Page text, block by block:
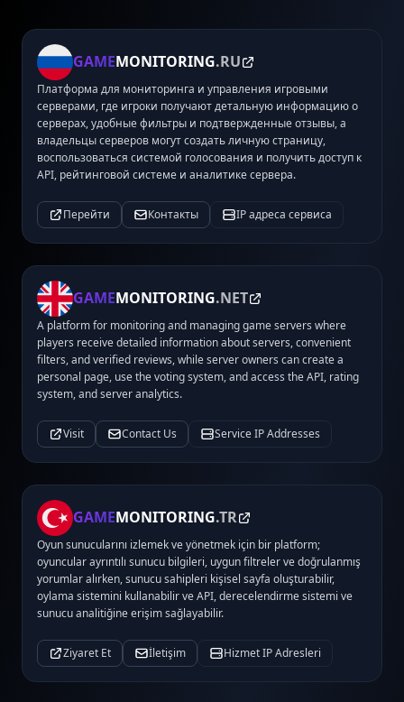
GAMEMONITORING.RU
Платформа для мониторинга и управления игровыми
серверами, где игроки получают детальную информацию о
серверах, удобные фильтры и подтвержденные отзывы, а
владельцы серверов могут создать личную страницу,
воспользоваться системой голосования и получить доступ к
API, рейтинговой системе и аналитике сервера.
Перейти Контакты IP адреса сервиса
GAMEMONITORING.NET
A platform for monitoring and managing game servers where
players receive detailed information about servers, convenient
filters, and verified reviews, while server owners can create a
personal page, use the voting system, and access the API, rating
system, and server analytics.
Visit Contact Us Service IP Addresses
GAMEMONITORING.TR
Oyun sunucularını izlemek ve yönetmek için bir platform;
oyuncular ayrıntılı sunucu bilgileri, uygun filtreler ve doğrulanmış
yorumlar alırken, sunucu sahipleri kişisel sayfa oluşturabilir,
oylama sistemini kullanabilir ve API, derecelendirme sistemi ve
sunucu analitiğine erişim sağlayabilir.
Ziyaret Et İletişim Hizmet IP Adresleri